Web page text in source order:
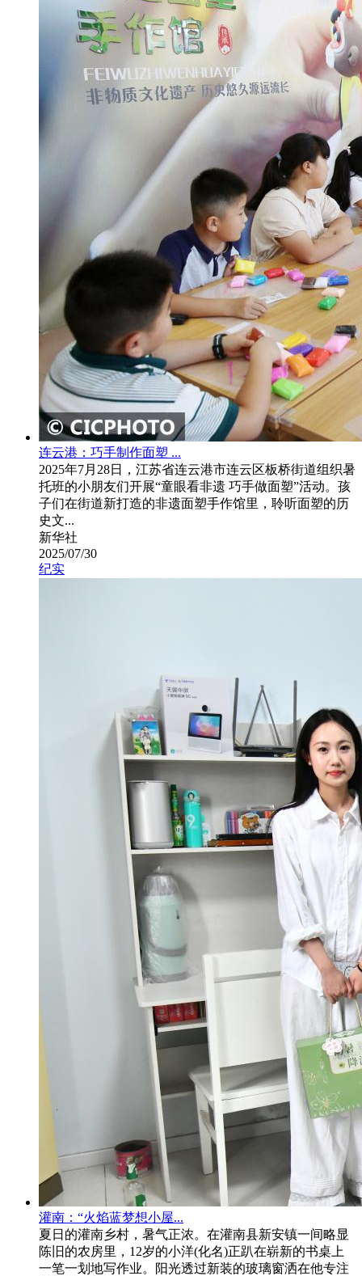
连云港：巧手制作面塑 ...
2025年7月28日，江苏省连云港市连云区板桥街道组织暑
托班的小朋友们开展“童眼看非遗 巧手做面塑”活动。孩
子们在街道新打造的非遗面塑手作馆里，聆听面塑的历
史文...
新华社
2025/07/30
纪实
灌南：“火焰蓝梦想小屋...
夏日的灌南乡村，暑气正浓。在灌南县新安镇一间略显
陈旧的农房里，12岁的小洋(化名)正趴在崭新的书桌上
一笔一划地写作业。阳光透过新装的玻璃窗洒在他专注